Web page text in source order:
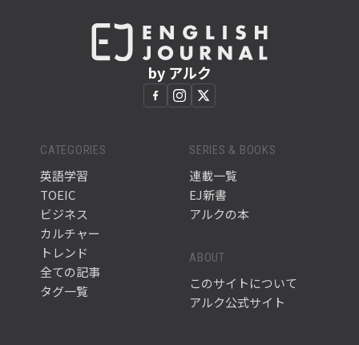
by アルク
CATEGORIES
英語学習
TOEIC
ビジネス
カルチャー
トレンド
全ての記事
タグ一覧
SERIES & BOOKS
連載一覧
EJ新書
アルクの本
ABOUT
このサイトについて
アルク公式サイト